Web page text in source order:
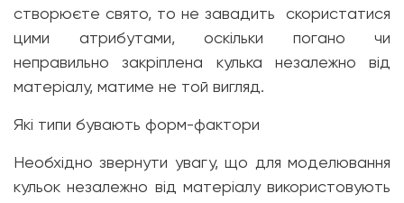
створюєте свято, то не завадить скористатися
цими атрибутами, оскільки погано чи
неправильно закріплена кулька незалежно від
матеріалу, матиме не той вигляд.
Які типи бувають форм-фактори
Необхідно звернути увагу, що для моделювання
кульок незалежно від матеріалу використовують